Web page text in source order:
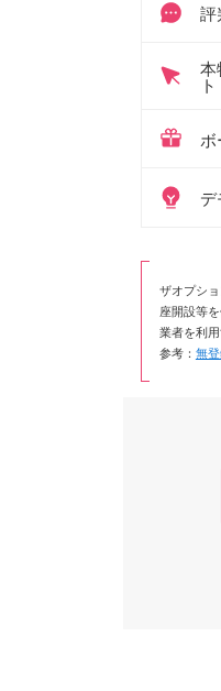
評
本
ト
ボ
ザオプシ
座開設等
業者を利
参考： 無